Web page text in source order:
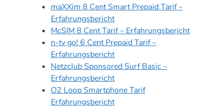
maXXim 8 Cent Smart Prepaid Tarif –
Erfahrungsbericht
McSIM 8 Cent Tarif – Erfahrungsbericht
n-tv go! 6 Cent Prepaid Tarif –
Erfahrungsbericht
Netzclub Sponsored Surf Basic –
Erfahrungsbericht
O2 Loop Smartphone Tarif
Erfahrungsbericht